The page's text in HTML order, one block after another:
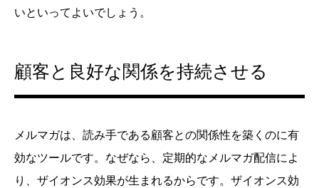
いといってよいでしょう。
顧客と良好な関係を持続させる
メルマガは、読み手である顧客との関係性を築くのに有
効なツールです。なぜなら、定期的なメルマガ配信によ
り、ザイオンス効果が生まれるからです。ザイオンス効